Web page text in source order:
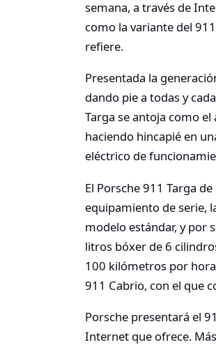
semana, a través de
como la variante del
refiere.
Presentada la
dando pie a todas y
Targa se antoja como
haciendo hincapié en
eléctrico de
El Porsche 911 Targa
equipamiento de serie,
modelo estándar, y por
litros bóxer de 6
100 kilómetros por
911 Cabrio, con el que
Porsche presentará el
Internet que ofrece.